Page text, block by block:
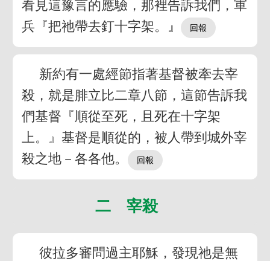
看見這豫言的應驗，那裡告訴我們，軍
兵『把祂帶去釘十字架。』
新約有一處經節指著基督被牽去宰
殺，就是腓立比二章八節，這節告訴我
們基督『順從至死，且死在十字架
上。』基督是順從的，被人帶到城外宰
殺之地－各各他。
二 宰殺
彼拉多審問過主耶穌，發現祂是無